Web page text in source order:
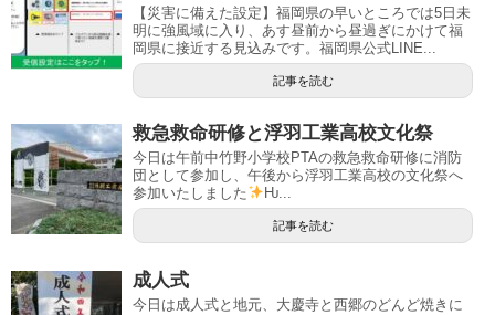
【災害に備えた設定】福岡県の早いところでは5日未
明に強風域に入り、あす昼前から昼過ぎにかけて福
岡県に接近する見込みです。福岡県公式LINE...
記事を読む
救急救命研修と浮羽工業高校文化祭
今日は午前中竹野小学校PTAの救急救命研修に消防
団として参加し、午後から浮羽工業高校の文化祭へ
参加いたしました
Ƕ...
記事を読む
成人式
今日は成人式と地元、大慶寺と西郷のどんど焼きに